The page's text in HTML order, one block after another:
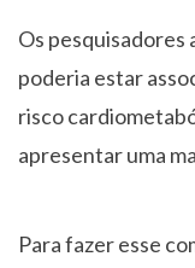
Os pesquisadores
poderia estar
risco
apresentar uma
Para fazer esse